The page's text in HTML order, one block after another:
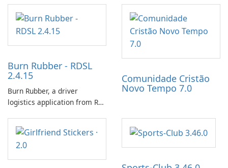
designed to identify factors
that affect connectivity and
apply adaptive adjustments.
incubating eggs and
expanding gameplay through
continued hatching.
Burn Rubber - RDSL
2.4.15
Burn Rubber, a driver
logistics application from Rail
to streamline communication
between drivers and
dispatchers, focusing on
efficient information sharing
Comunidade Cristão
Novo Tempo 7.0